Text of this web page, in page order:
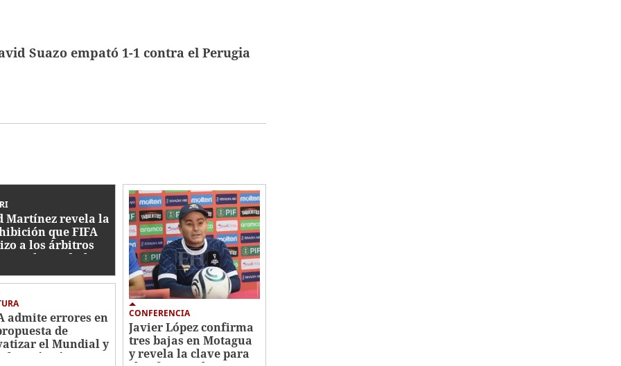
Suazo empató 1-1 contra el Perugia
Martínez revela la
que FIFA
a los árbitros
el Mundial
admite errores en
de
el Mundial y
más
CONFERENCIA
Javier López confirma
tres bajas en Motagua
y revela la clave para